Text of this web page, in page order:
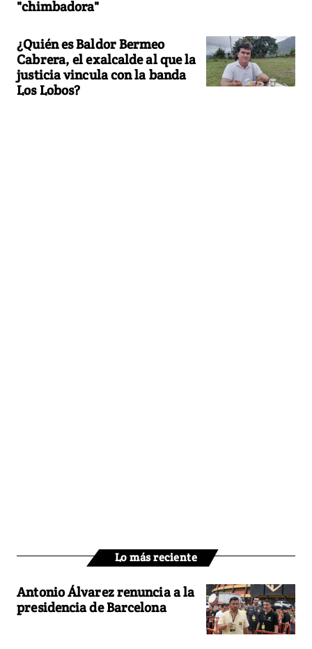
"chimbadora"
¿Quién es Baldor Bermeo
Cabrera, el exalcalde al que la
justicia vincula con la banda
Los Lobos?
Lo más reciente
Antonio Álvarez renuncia a la
presidencia de Barcelona